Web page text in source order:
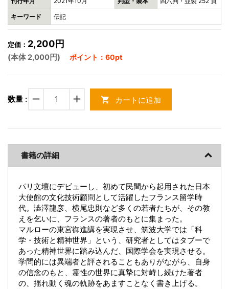
キーワード 伝記
定価： 2,200円
(本体 2,000円) ポイント：60pt
数量 : remove add shopping_cart カートに追加
書籍の詳細
パリ文壇にデビューし、初めて民間から起用された日本
大使館の文化技術顧問として活躍したフランス留学時
代。澁澤龍彦、横尾忠則など多くの若者たちが、その教
えを乞いに、フランスの著者のもとに集まった。
マルローの東宮御進講を実現させ、筑波大学では「科
学・技術と精神世界」という、研究者としてはタブーで
あった精神世界に踏み込んだ、国際学会を実現させる。
学問的には異端者と評されることもありがながら、自身
の信念のもと、霊性の世界に真摯に対峙し続けた著者
の、揺れ動く魂の軌跡をあますことなく書き上げる。